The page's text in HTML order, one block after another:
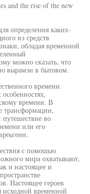
and the rise of the new
определения каких-
из средств
обладая временной
можно сказать, что
вырамэн в бытовом.
времени
времени. В
трансформации,
во
или его
с помошью
мира охватывают,
и настоящее и
Настоящее героев
исходной временной